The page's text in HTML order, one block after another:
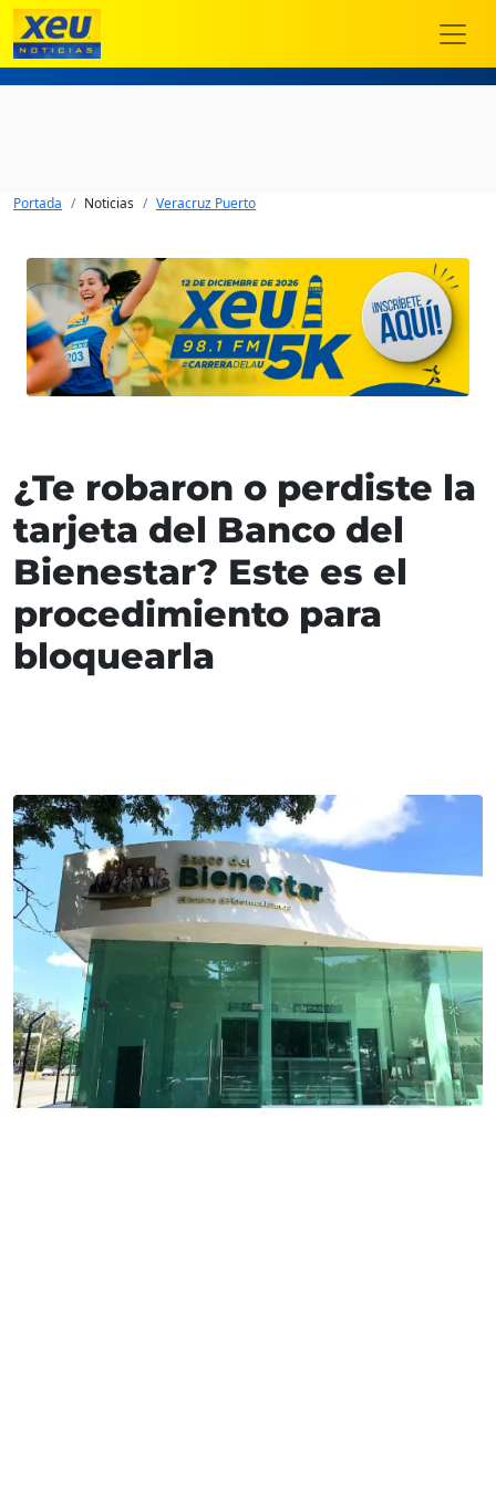
Portada Noticias Veracruz Puerto
¿Te robaron o perdiste la
tarjeta del Banco del
Bienestar? Este es el
procedimiento para
bloquearla